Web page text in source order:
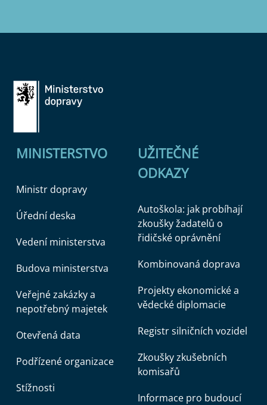
MINISTERSTVO
Ministr dopravy
Úřední deska
Vedení ministerstva
Budova ministerstva
Veřejné zakázky a
nepotřebný majetek
Otevřená data
Podřízené organizace
Stížnosti
UŽITEČNÉ
ODKAZY
Autoškola: jak probíhají
zkoušky žadatelů o
řidičské oprávnění
Kombinovaná doprava
Projekty ekonomické a
vědecké diplomacie
Registr silničních vozidel
Zkoušky zkušebních
komisařů
Informace pro budoucí